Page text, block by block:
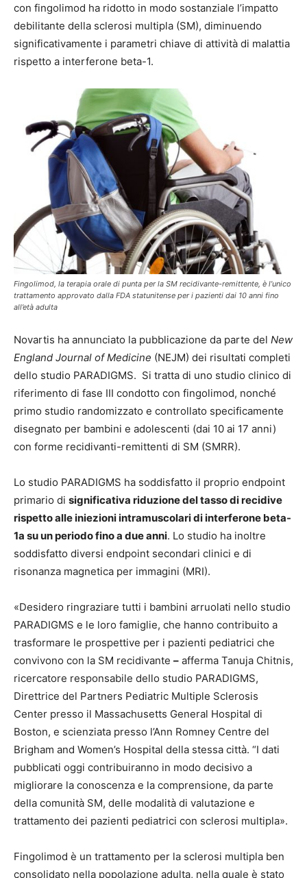
con fingolimod ha ridotto in modo sostanziale l’impatto
debilitante della sclerosi multipla (SM), diminuendo
significativamente i parametri chiave di attività di malattia
rispetto a interferone beta-1.
Fingolimod, la terapia orale di punta per la SM recidivante-remittente, è l’unico
trattamento approvato dalla FDA statunitense per i pazienti dai 10 anni fino
all’età adulta
Novartis ha annunciato la pubblicazione da parte del New
England Journal of Medicine (NEJM) dei risultati completi
dello studio PARADIGMS. Si tratta di uno studio clinico di
riferimento di fase III condotto con fingolimod, nonché
primo studio randomizzato e controllato specificamente
disegnato per bambini e adolescenti (dai 10 ai 17 anni)
con forme recidivanti-remittenti di SM (SMRR).
Lo studio PARADIGMS ha soddisfatto il proprio endpoint
primario di significativa riduzione del tasso di recidive
rispetto alle iniezioni intramuscolari di interferone beta-
1a su un periodo fino a due anni. Lo studio ha inoltre
soddisfatto diversi endpoint secondari clinici e di
risonanza magnetica per immagini (MRI).
«Desidero ringraziare tutti i bambini arruolati nello studio
PARADIGMS e le loro famiglie, che hanno contribuito a
trasformare le prospettive per i pazienti pediatrici che
convivono con la SM recidivante – afferma Tanuja Chitnis,
ricercatore responsabile dello studio PARADIGMS,
Direttrice del Partners Pediatric Multiple Sclerosis
Center presso il Massachusetts General Hospital di
Boston, e scienziata presso l’Ann Romney Centre del
Brigham and Women’s Hospital della stessa città. “I dati
pubblicati oggi contribuiranno in modo decisivo a
migliorare la conoscenza e la comprensione, da parte
della comunità SM, delle modalità di valutazione e
trattamento dei pazienti pediatrici con sclerosi multipla».
Fingolimod è un trattamento per la sclerosi multipla ben
consolidato nella popolazione adulta, nella quale è stato